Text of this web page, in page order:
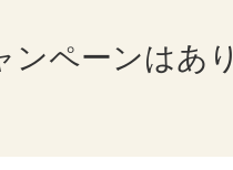
ンペーンはあ